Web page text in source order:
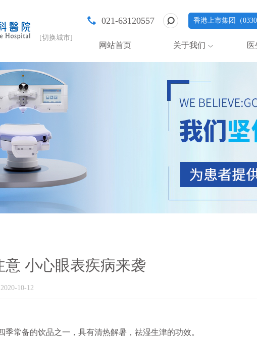
[切换城市]
021-63120557 香港上市集团（
网站首页 关于我们 医
意 小心眼表疾病来袭
2020-10-12
常备的饮品之一，具有清热解暑，祛湿生津的功效。